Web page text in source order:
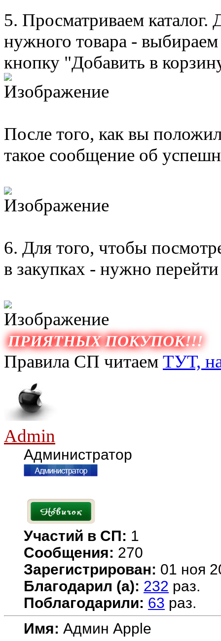
5. Просматриваем каталог.
нужного товара -
кнопку "Добавить в
После того, как вы
такое сообщение об
6. Для того, чтобы
в закупках - нужно
ПРИЯТНЫХ ПОКУПОК!!!
Правила СП читаем ТУТ,
Admin
Администратор
Участий в СП: 1
Сообщения: 270
Зарегистрирован: 01 ноя
Благодарил (а): 232 раз.
Поблагодарили: 63 раз.
Имя: Админ Apple